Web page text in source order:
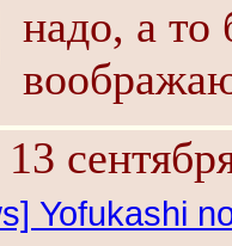
надо, а то
Yofukashi